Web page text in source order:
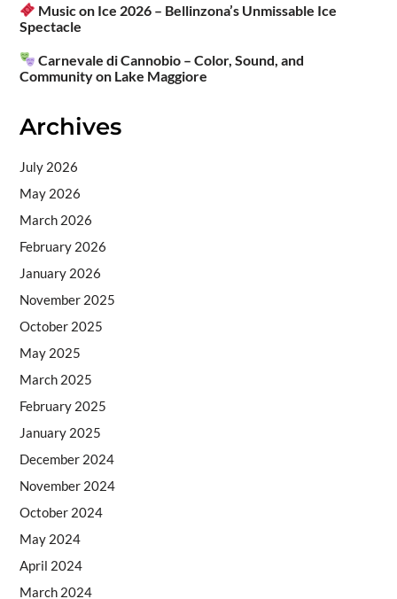
Music on Ice 2026 – Bellinzona’s Unmissable Ice
Spectacle
Carnevale di Cannobio – Color, Sound, and
Community on Lake Maggiore
Archives
July 2026
May 2026
March 2026
February 2026
January 2026
November 2025
October 2025
May 2025
March 2025
February 2025
January 2025
December 2024
November 2024
October 2024
May 2024
April 2024
March 2024